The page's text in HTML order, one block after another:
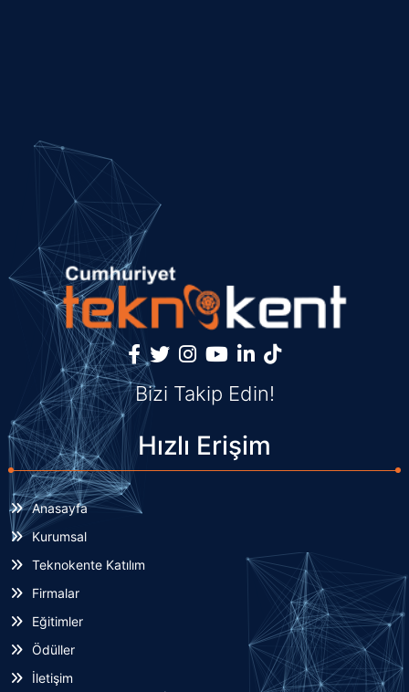
Bizi Takip Edin!
Hızlı Erişim
Anasayfa
Kurumsal
Teknokente Katılım
Firmalar
Eğitimler
Ödüller
İletişim